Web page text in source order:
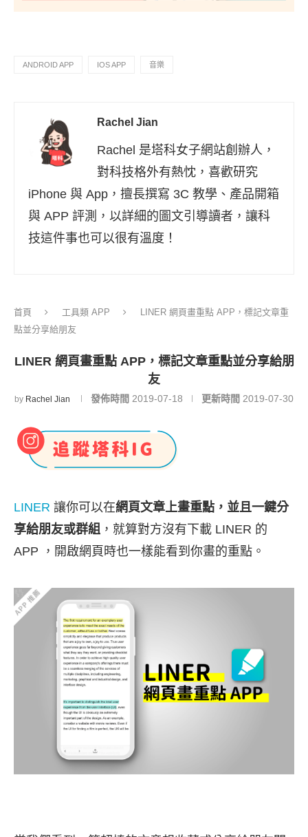
ANDROID APP IOS APP 音樂
Rachel Jian
Rachel 是塔科女子網站創辦人，
對科技格外有熱忱，喜歡研究
iPhone 與 App，擅長撰寫 3C 教學、產品開箱
與 APP 評測，以詳細的圖文引導讀者，讓科
技這件事也可以很有溫度！
首頁 工具類 APP
LINER 網頁畫重點 APP，標記文章重
點並分享給朋友
LINER 網頁畫重點 APP，標記文章重點並分享給朋
友
by Rachel Jian 發佈時間 2019-07-18 更新時間 2019-07-30
LINER 讓你可以在網頁文章上畫重點，並且一鍵分
享給朋友或群組 ，就算對方沒有下載 LINER 的
APP ，開啟網頁時也一樣能看到你畫的重點。